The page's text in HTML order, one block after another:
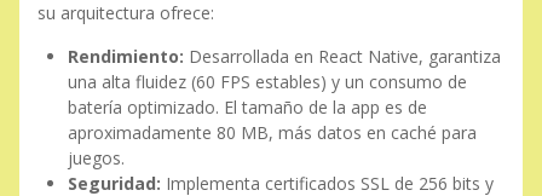
su arquitectura ofrece:
Rendimiento: Desarrollada en React Native, garantiza
una alta fluidez (60 FPS estables) y un consumo de
batería optimizado. El tamaño de la app es de
aproximadamente 80 MB, más datos en caché para
juegos.
Seguridad: Implementa certificados SSL de 256 bits y